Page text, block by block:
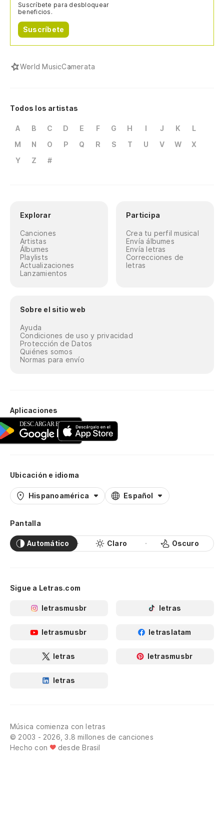
Suscríbete para desbloquear
beneficios.
Suscríbete
World MusicCamerata
Todos los artistas
A B C D E F G H I J K
L
M
N O P Q R S T U V W
X
Y
Z #
Explorar
Canciones
Artistas
Álbumes
Playlists
Actualizaciones
Lanzamientos
Participa
Crea tu perfil musical
Envía álbumes
Envía letras
Correcciones de
letras
Sobre el sitio web
Ayuda
Condiciones de uso y privacidad
Protección de Datos
Quiénes somos
Normas para envío
Aplicaciones
Ubicación e idioma
Hispanoamérica Español
Pantalla
Automático Claro Oscuro
Sigue a Letras.com
letrasmusbr letras
letrasmusbr letraslatam
letras letrasmusbr
letras
Música comienza con letras
© 2003 - 2026, 3.8 millones de canciones
Hecho con
desde Brasil